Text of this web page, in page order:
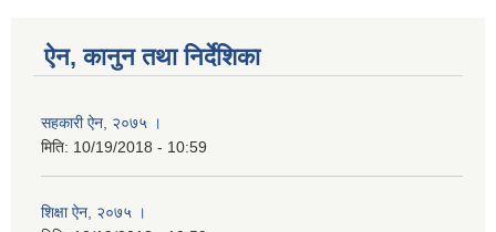
ऐन, कानुन तथा निर्देशिका
सहकारी ऐन, २०७५ ।
मिति: 10/19/2018 - 10:59
शिक्षा ऐन, २०७५ ।